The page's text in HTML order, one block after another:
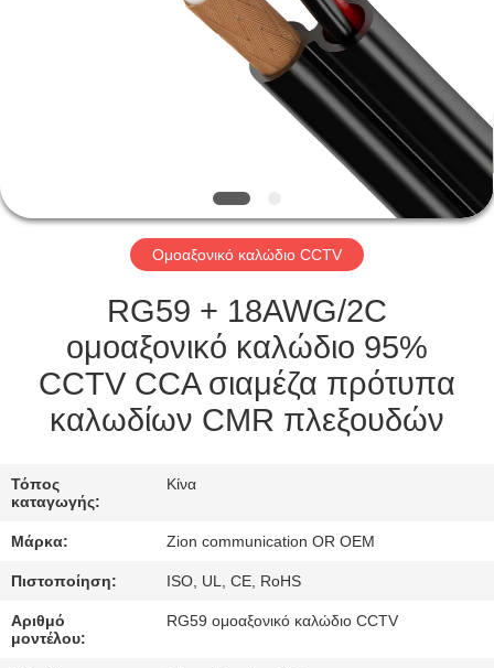
ΕΡΓΟΣΤΑΣΊΩΝ
ΜΑΣ
ΕΛΆΤΕ
ΕΠΑΦΉ
ΖΗΤΉΣΤΕ
ΑΠΌΣΠΑΣΜΑ
SITEMAP
PRIVACY
Ομοαξονικό καλώδιο CCTV
RG59 + 18AWG/2C
ομοαξονικό καλώδιο 95%
CCTV CCA σιαμέζα πρότυπα
καλωδίων CMR πλεξουδών
Τόπος
καταγωγής:
Κίνα
Μάρκα: Zion communication OR OEM
Πιστοποίηση: ISO, UL, CE, RoHS
Αριθμό
μοντέλου:
RG59 ομοαξονικό καλώδιο CCTV